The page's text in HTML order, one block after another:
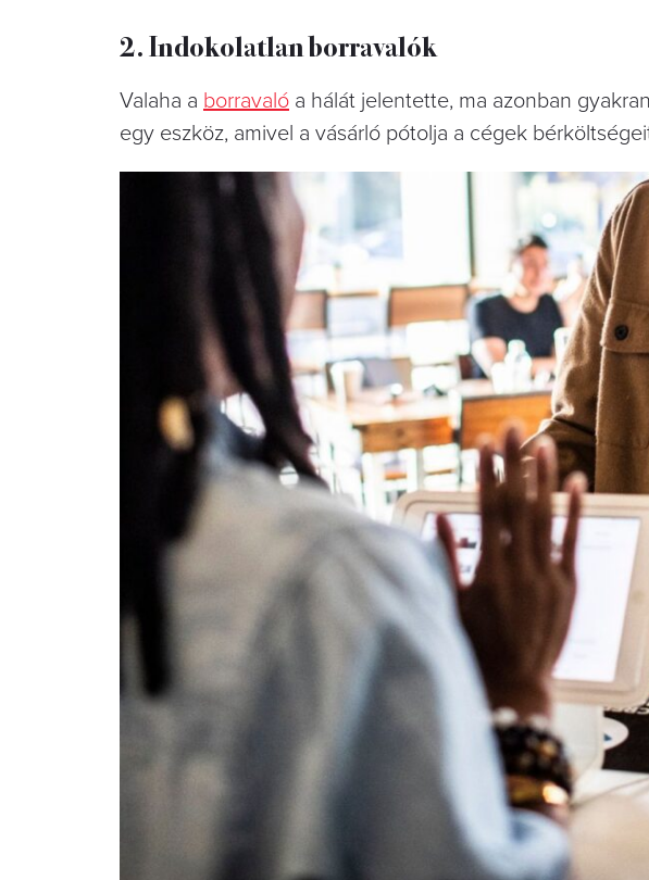
2. Indokolatlan borravalók
Valaha a borravaló a hálát jelentette, ma azonban
egy eszköz, amivel a vásárló pótolja a cégek